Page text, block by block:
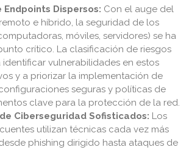
Endpoints Dispersos: Con el auge del
e híbrido, la seguridad de los
móviles, servidores) se ha
crítico. La clasificación de riesgos
identificar vulnerabilidades en estos
y a priorizar la implementación de
seguras y políticas de
clave para la protección de la red.
Ciberseguridad Sofisticados: Los
utilizan técnicas cada vez más
phishing dirigido hasta ataques de